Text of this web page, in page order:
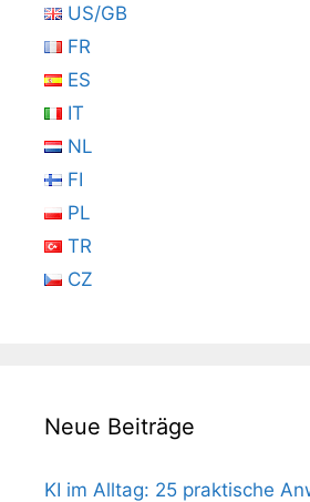
US/GB
FR
ES
IT
NL
FI
PL
TR
CZ
Neue Beiträge
KI im Alltag: 25 praktische